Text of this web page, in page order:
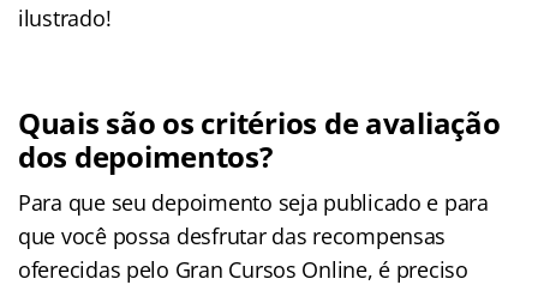
ilustrado!
Quais são os critérios de avaliação
dos depoimentos?
Para que seu depoimento seja publicado e para
que você possa desfrutar das recompensas
oferecidas pelo Gran Cursos Online, é preciso